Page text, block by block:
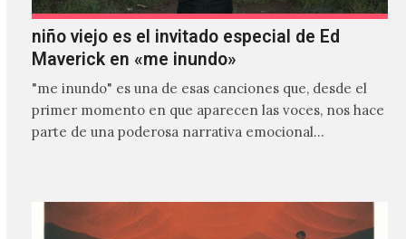
niño viejo es el invitado especial de Ed
Maverick en «me inundo»
"me inundo" es una de esas canciones que, desde el
primer momento en que aparecen las voces, nos hace
parte de una poderosa narrativa emocional…